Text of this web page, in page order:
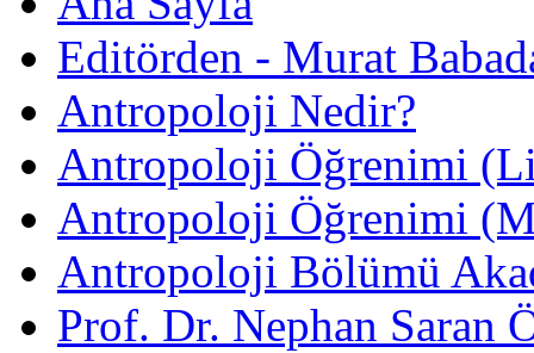
Editörden - Murat
Antropoloji Nedir?
Antropoloji Öğrenimi
Antropoloji Öğrenimi
Antropoloji Bölümü
Prof. Dr. Nephan Saran